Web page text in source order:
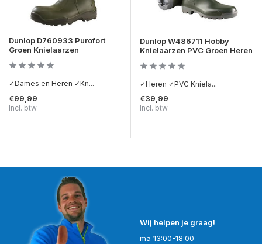
Dunlop D760933 Purofort
Groen Knielaarzen
✓Dames en Heren ✓Kn...
€99,99
Incl. btw
Dunlop W486711 Hobby
Knielaarzen PVC Groen Heren
✓Heren ✓PVC Kniela...
€39,99
Incl. btw
Wij helpen je graag!
ma 13:00-18:00